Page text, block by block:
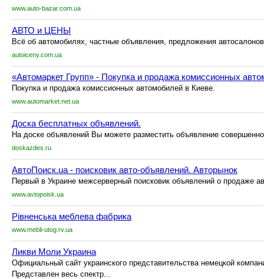
www.auto-bazar.com.ua
АВТО и ЦЕНЫ
Всё об автомобилях, частные объявления, предложения автосалонов
autoiceny.com.ua
«Автомаркет Групп» - Покупка и продажа комиссионных
Покупка и продажа комиссионных автомобилей в Киеве.
www.automarket.net.ua
Доска бесплатных объявлений.
На доске объявлений Вы можете разместить объявление
doskazdes.ru
АвтоПоиск.ua - поисковик авто-объявлений. Авторынок
Первый в Украине межсерверный поисковик объявлений о продаже
www.avtopoisk.ua
Рівненська меблева фабрика
www.mebli-utog.rv.ua
Ликви Моли Украина
Официальный сайт украинского представительства немецкой
Представлен весь спектр...